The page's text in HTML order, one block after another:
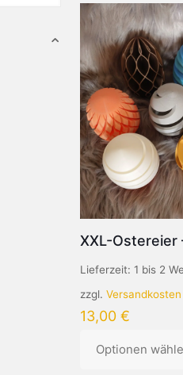
XXL-
Lieferzeit: 1 bis 2
zzgl. Versandkosten
13,00 €
Optionen